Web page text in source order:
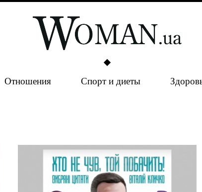
Отношения Спорт и диеты